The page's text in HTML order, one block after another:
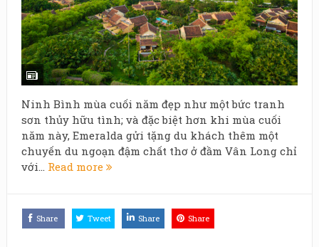
Ninh Bình mùa cuối năm đẹp như một bức tranh
sơn thủy hữu tình; và đặc biệt hơn khi mùa cuối
năm này, Emeralda gửi tặng du khách thêm một
chuyến du ngoạn đậm chất thơ ở đầm Vân Long chỉ
với... Read more
Share Tweet Share Share